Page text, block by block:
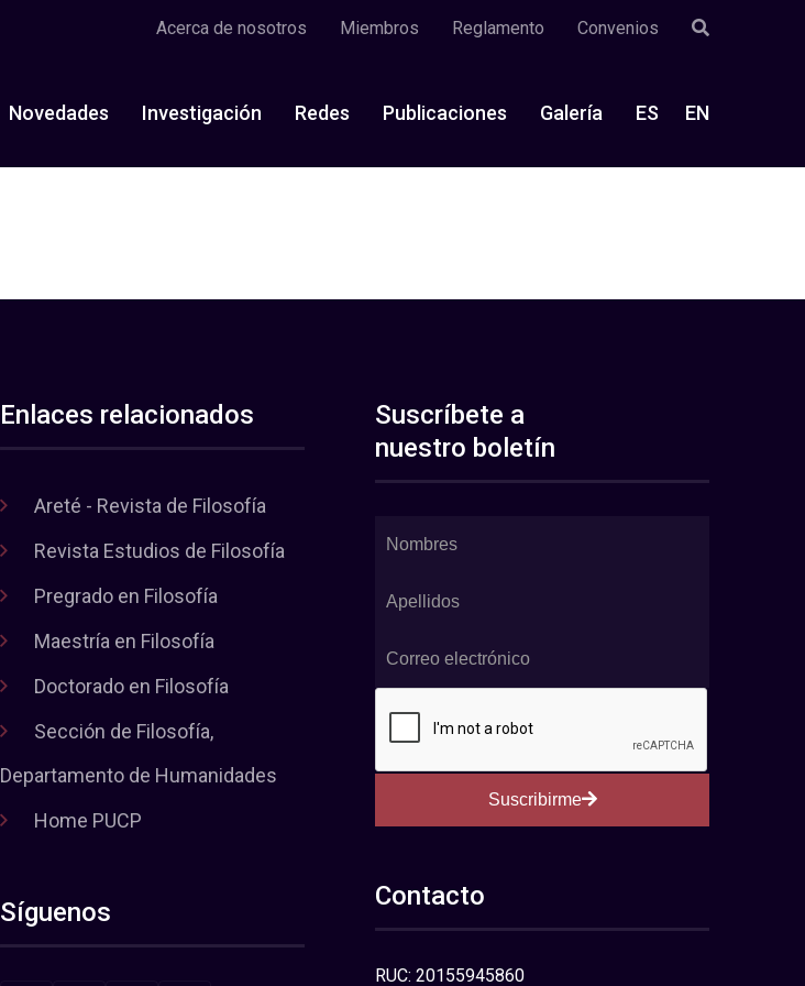
Acerca de nosotros Miembros Reglamento Convenios
Novedades Investigación Redes Publicaciones Galería ES EN
Enlaces relacionados
Areté - Revista de Filosofía
Revista Estudios de Filosofía
Pregrado en Filosofía
Maestría en Filosofía
Doctorado en Filosofía
Sección de Filosofía,
Departamento de Humanidades
Home PUCP
Síguenos
Suscríbete a
nuestro boletín
Suscribirme
Contacto
RUC: 20155945860